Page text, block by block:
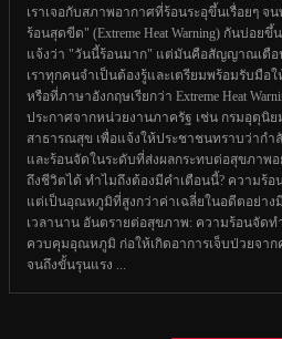
เราเจอกับสภาพอากาศที่ร้อนระอุขึ้นเรื่อยๆ จ
ร้อนสุดขีด" (Extreme Heat Warning) กันบ่อย
แจ้งว่า "วันนี้ร้อนมาก" แต่มันคือสัญญาณเตื
เราทุกคนจำเป็นต้องรู้และเตรียมพร้อมรับมือ
หรือที่ภาษาอังกฤษเรียกว่า Extreme Heat
ประกาศจากหน่วยงานภาครัฐ เช่น กรมอุตุนิ
สาธารณสุข เพื่อแจ้งให้ประชาชนทราบว่าก
และร้อนจัดในระดับที่ส่งผลกระทบต่อสุขภาพ
ถึงชีวิตได้ ทำไมถึงต้องมีคำเตือนนี้? ความร้
แต่เป็นอุณหภูมิที่สูงกว่าค่าเฉลี่ยในอดีตอย่าง
เวลานาน อันตรายต่อสุขภาพ: ความร้อนจัด
ควบคุมอุณหภูมิ ก่อให้เกิดอาการเจ็บป่วยจาก
จนถึงขั้นรุนแรง ...